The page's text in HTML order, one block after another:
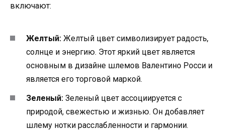
включают:
Желтый: Желтый цвет символизирует радость,
солнце и энергию. Этот яркий цвет является
основным в дизайне шлемов Валентино Росси и
является его торговой маркой.
Зеленый: Зеленый цвет ассоциируется с
природой, свежестью и жизнью. Он добавляет
шлему нотки расслабленности и гармонии.